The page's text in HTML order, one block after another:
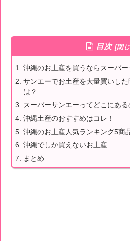
目次
沖縄のお土産を買うならスーパー
サンエーでお土産を大量買いし
は？
スーパーサンエーってどこにある
沖縄土産のおすすめはコレ！
沖縄のお土産人気ランキング5商
沖縄でしか買えないお土産
まとめ